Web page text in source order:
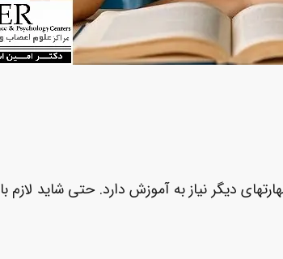
دیگر نیاز به آموزش دارد. حتی شاید